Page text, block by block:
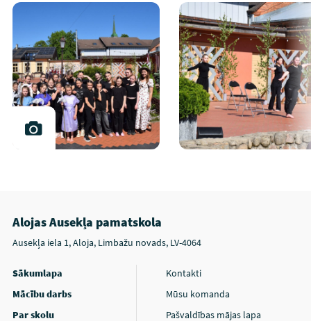
Alojas Ausekļa pamatskola
Ausekļa iela 1, Aloja, Limbažu novads, LV-4064
Sākumlapa
Mācību darbs
Par skolu
Kontakti
Mūsu komanda
Pašvaldības mājas lapa